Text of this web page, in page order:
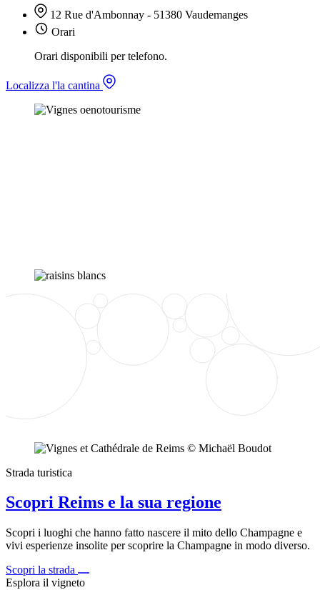
12 Rue d'Ambonnay - 51380 Vaudemanges
Orari
Orari disponibili per telefono.
Localizza l'la cantina
Strada turistica
Scopri Reims e la sua regione
Scopri i luoghi che hanno fatto nascere il mito dello Champagne e
vivi esperienze insolite per scoprire la Champagne in modo diverso.
Scopri la strada
Esplora il vigneto